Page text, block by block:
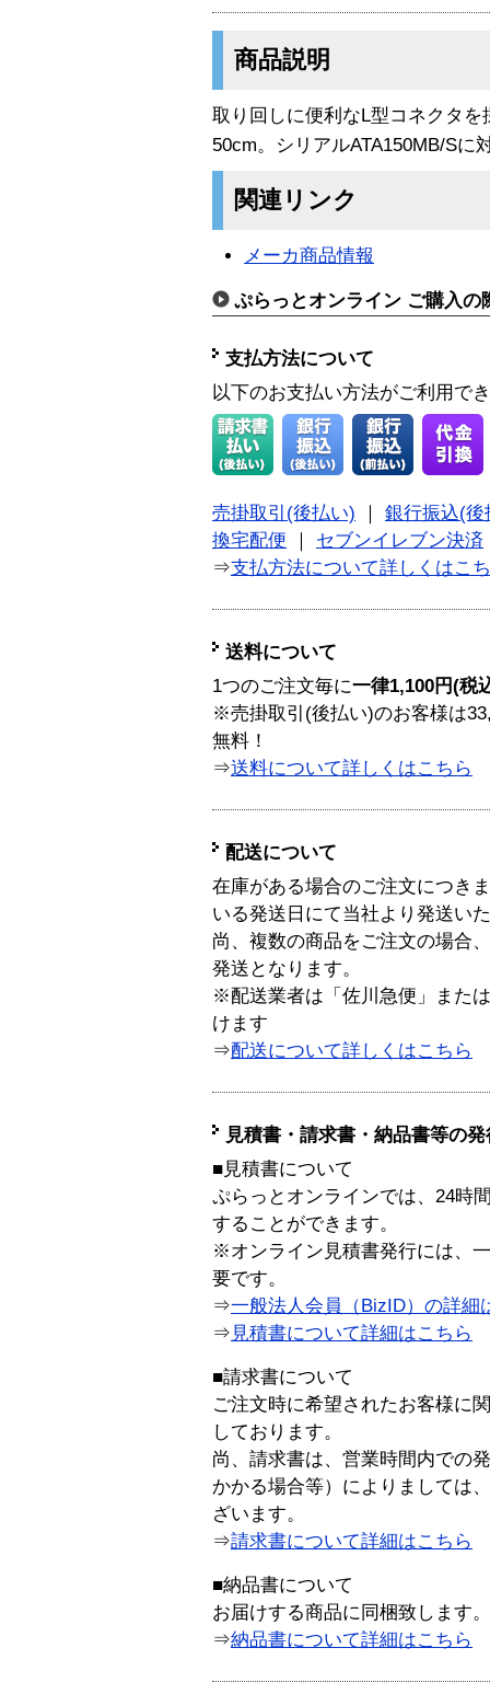
商品説明
取り回しに便利なL型コネクタ
50cm。シリアルATA150MB/Sに
関連リンク
メーカ商品情報
ぷらっとオンライン ご購入の
支払方法について
以下のお支払い方法がご利用で
売掛取引(後払い)
銀行振込(後
換宅配便
セブンイレブン決済
⇒支払方法について詳しくはこ
送料について
1つのご注文毎に一律1,100円(税
※売掛取引(後払い)のお客様は
無料！
⇒送料について詳しくはこちら
配送について
在庫がある場合のご注文につき
いる発送日にて当社より発送い
尚、複数の商品をご注文の場合
発送となります。
※配送業者は「佐川急便」また
けます
⇒配送について詳しくはこちら
見積書・請求書・納品書等の
■見積書について
ぷらっとオンラインでは、24時
することができます。
※オンライン見積書発行には、
要です。
⇒一般法人会員（BizID）の詳細
⇒ 見積書について詳細はこちら
■請求書について
ご注文時に希望されたお客様に
しております。
尚、請求書は、営業時間内での
かかる場合等）によりましては
ざいます。
⇒請求書について詳細はこちら
■納品書について
お届けする商品に同梱致します。
⇒納品書について詳細はこちら